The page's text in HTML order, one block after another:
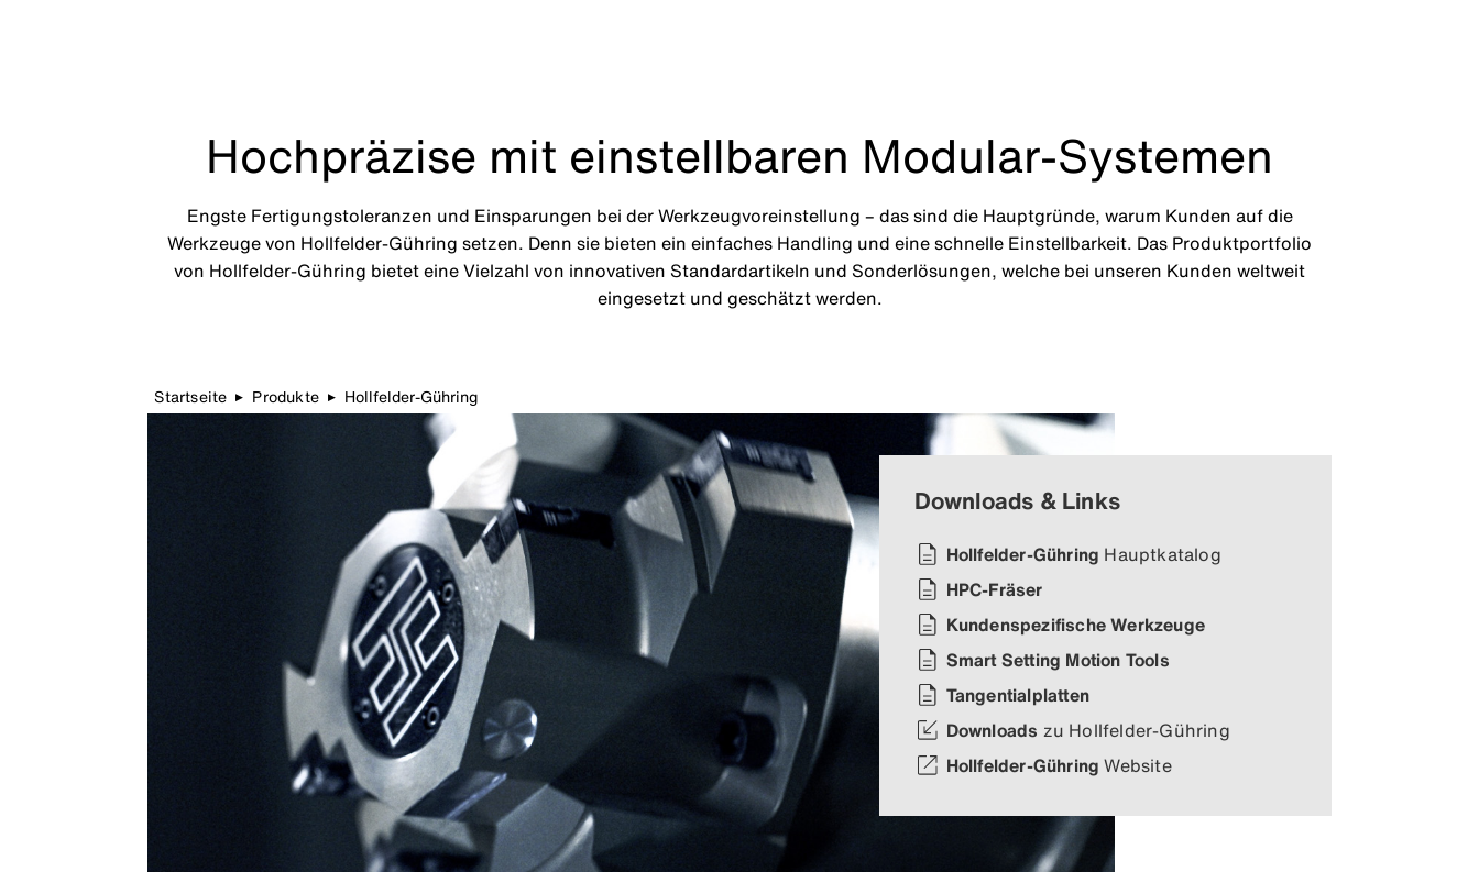
Hochpräzise mit einstellbaren Modular-Systemen
Engste Fertigungstoleranzen und Einsparungen bei der Werkzeugvoreinstellung – das sind die Hauptgründe, warum Kunden auf die
Werkzeuge von Hollfelder-Gühring setzen. Denn sie bieten ein einfaches Handling und eine schnelle Einstellbarkeit. Das Produktportfolio
von Hollfelder-Gühring bietet eine Vielzahl von innovativen Standardartikeln und Sonderlösungen, welche bei unseren Kunden weltweit
eingesetzt und geschätzt werden.
Startseite ▶ Produkte ▶ Hollfelder-Gühring
Downloads & Links
Hollfelder-Gühring Hauptkatalog
HPC-Fräser
Kundenspezifische Werkzeuge
Smart Setting Motion Tools
Tangentialplatten
Downloads zu Hollfelder-Gühring
Hollfelder-GühringWebsite